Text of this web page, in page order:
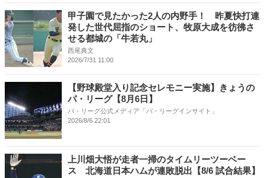
甲子園で見たかった2人の内野手！ 昨夏快打連
発した世代屈指のショート、牧原大成を彷彿さ
せる都城の「牛若丸」
西尾典文
2026/7/31 11:00
【野球殿堂入り記念セレモニー実施】きょうの
パ・リーグ【8月6日】
パ・リーグ公式メディア「パ・リーグインサイト」
2026/8/6 22:01
上川畑大悟が走者一掃のタイムリーツーベー
ス 北海道日本ハムが連敗脱出【8/6 試合結果】